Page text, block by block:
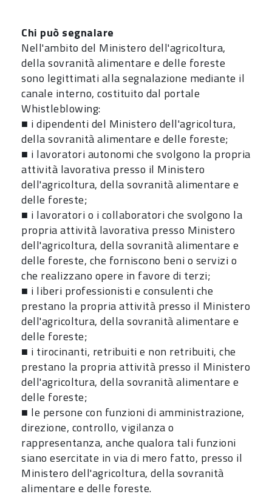
Chi può segnalare
Nell'ambito del Ministero dell'agricoltura,
della sovranità alimentare e delle foreste
sono legittimati alla segnalazione mediante il
canale interno, costituito dal portale
Whistleblowing:
■ i dipendenti del Ministero dell'agricoltura,
della sovranità alimentare e delle foreste;
■ i lavoratori autonomi che svolgono la propria
attività lavorativa presso il Ministero
dell'agricoltura, della sovranità alimentare e
delle foreste;
■ i lavoratori o i collaboratori che svolgono la
propria attività lavorativa presso Ministero
dell'agricoltura, della sovranità alimentare e
delle foreste, che forniscono beni o servizi o
che realizzano opere in favore di terzi;
■ i liberi professionisti e consulenti che
prestano la propria attività presso il Ministero
dell'agricoltura, della sovranità alimentare e
delle foreste;
■ i tirocinanti, retribuiti e non retribuiti, che
prestano la propria attività presso il Ministero
dell'agricoltura, della sovranità alimentare e
delle foreste;
■ le persone con funzioni di amministrazione,
direzione, controllo, vigilanza o
rappresentanza, anche qualora tali funzioni
siano esercitate in via di mero fatto, presso il
Ministero dell'agricoltura, della sovranità
alimentare e delle foreste.